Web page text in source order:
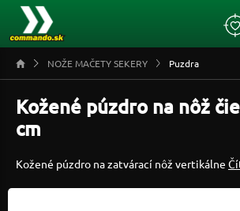
NOŽE MAČETY SEKERY Puzdra
Kožené púzdro na nôž
cm
Kožené púzdro na zatvárací nôž vertikálne